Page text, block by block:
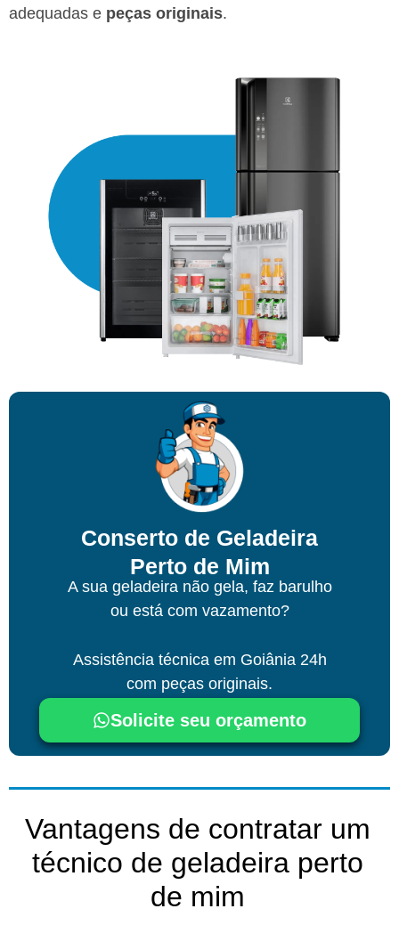
adequadas e peças originais.
Conserto de Geladeira
Perto de Mim
A sua geladeira não gela, faz barulho
ou está com vazamento?
Assistência técnica em Goiânia24h
com peças originais.
Solicite seu orçamento
Vantagens de contratar um
técnico de geladeira perto
de mim